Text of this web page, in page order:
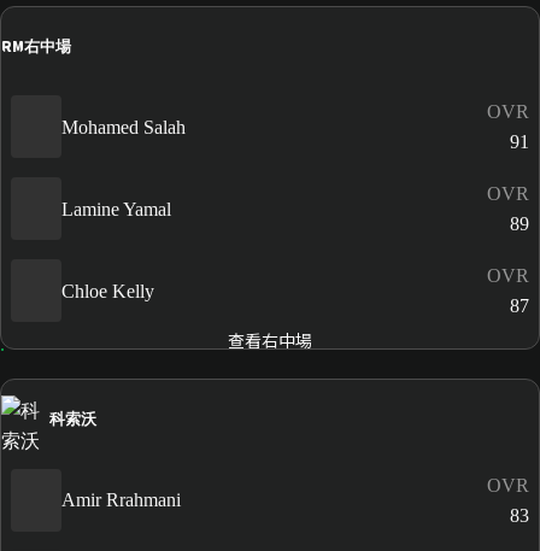
RM右中場
Mohamed Salah
OVR
91
Lamine Yamal
OVR
89
Chloe Kelly
OVR
87
查看右中場
科索沃
Amir Rrahmani
OVR
83